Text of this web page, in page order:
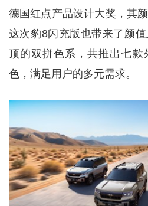
德国红点产品设计大奖，其
这次豹8闪充版也带来了颜
顶的双拼色系，共推出七款
色，满足用户的多元需求。